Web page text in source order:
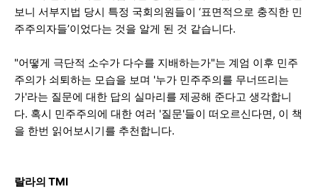
보니 서부지법 당시 특정 국회의원들이 ‘표면적으로 충직한 민
주주의자들’이었다는 것을 알게 된 것 같습니다.
"어떻게 극단적 소수가 다수를 지배하는가"는 계엄 이후 민주
주의가 쇠퇴하는 모습을 보며 '누가 민주주의를 무너뜨리는
가'라는 질문에 대한 답의 실마리를 제공해 준다고 생각합니
다. 혹시 민주주의에 대한 여러 '질문'들이 떠오르신다면, 이 책
을 한번 읽어보시기를 추천합니다.
랄라의 TMI